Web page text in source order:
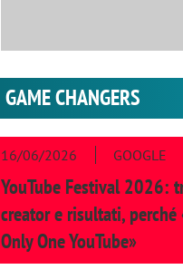
GAME CHANGERS
16/06/2026 GOOGLE
YouTube Festival 2026:
creator e risultati, perché
Only One YouTube»